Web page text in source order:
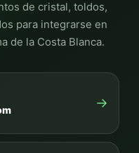
de cristal, toldos,
para integrarse en
de la Costa Blanca.
→